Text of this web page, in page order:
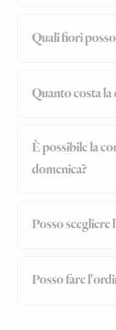
Quali fiori
Quanto costa la
È possibile la
domenica?
Posso scegliere
Posso fare